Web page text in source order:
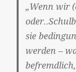
„Wenn wir
sie
werden –